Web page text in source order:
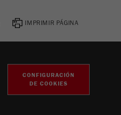
IMPRIMIR PÁGINA
CONFIGURACIÓN
DE COOKIES